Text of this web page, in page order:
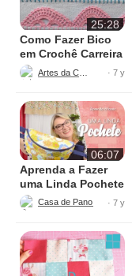
25:28
Como Fazer Bico
em Crochê Carreira
Única
· 7 y
06:07
Aprenda a Fazer
uma Linda Pochete
· 7 y